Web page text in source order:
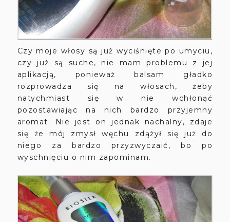
Czy moje włosy są już wyciśnięte po umyciu,
czy już są suche, nie mam problemu z jej
aplikacją, ponieważ balsam gładko
rozprowadza się na włosach, żeby
natychmiast się w nie wchłonąć
pozostawiając na nich bardzo przyjemny
aromat. Nie jest on jednak nachalny, zdaje
się że mój zmysł węchu zdążył się już do
niego za bardzo przyzwyczaić, bo po
wyschnięciu o nim zapominam.